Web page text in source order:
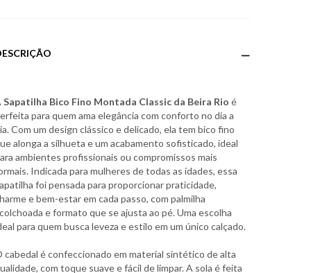
Sapatilha Bico Fino Montada Classic da Beira Rio é
para quem ama elegância com conforto no dia a
Com um design clássico e delicado, ela tem bico fino
alonga a silhueta e um acabamento sofisticado, ideal
ambientes profissionais ou compromissos mais
Indicada para mulheres de todas as idades, essa
foi pensada para proporcionar praticidade,
e bem-estar em cada passo, com palmilha
e formato que se ajusta ao pé. Uma escolha
para quem busca leveza e estilo em um único calçado.
cabedal é confeccionado em material sintético de alta
com toque suave e fácil de limpar. A sola é feita